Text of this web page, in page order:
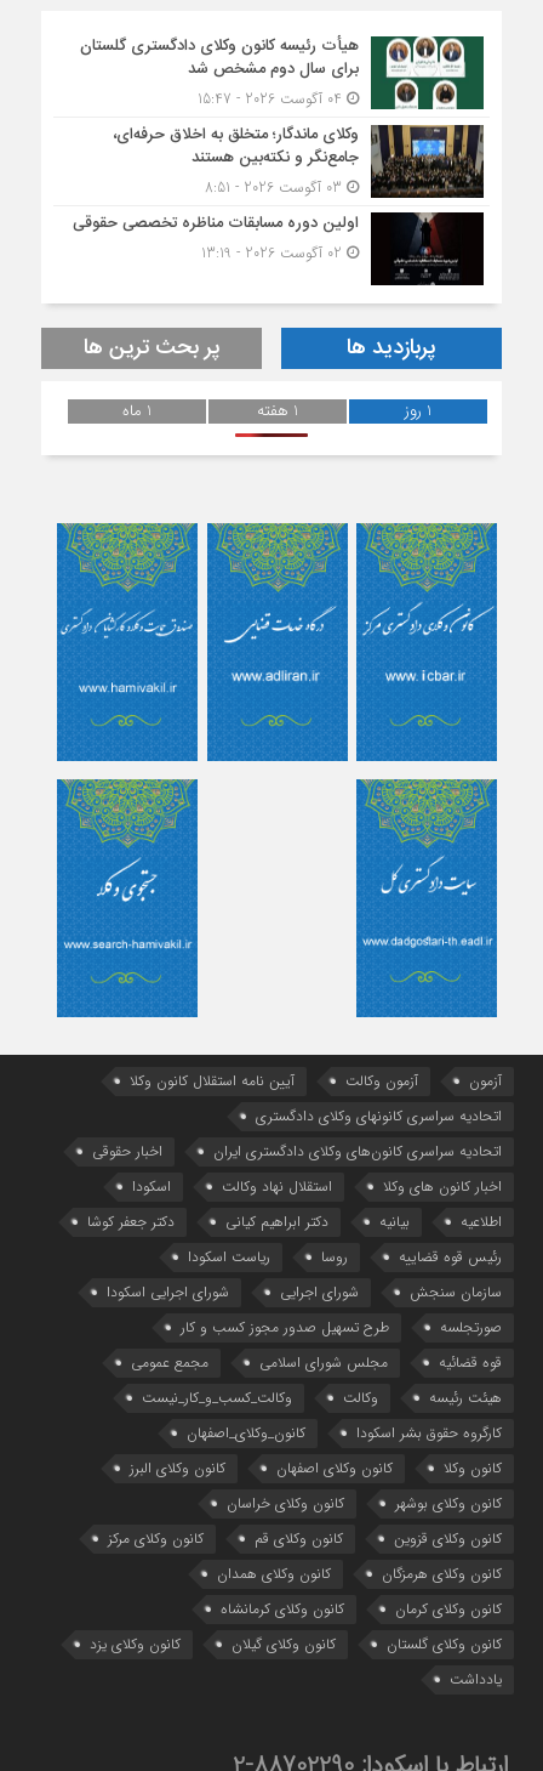
هیأت ‌رئیسه کانون وکلای دادگستری گلستان
برای سال دوم مشخص شد
وکلای ماندگار؛ متخلق به اخلاق حرفه‌ای،
جامع‌نگر و نکته‌بین هستند
اولین دوره مسابقات مناظره تخصصی حقوقی
پربازدید ها پر بحث ترین ها
1 روز 1 هفته 1 ماه
آزمون آزمون وکالت
آیین ‌نامه استقلال کانون وکلا
اتحادیه سراسری کانونهای وکلای دادگستری
اتحادیه سراسری کانون‌های وکلای دادگستری ایران
اخبار حقوقی
اخبار کانون های وکلا
استقلال نهاد وکالت
اسکودا
اطلاعیه
بیانیه دکتر ابراهیم کیانی
دکتر جعفر کوشا
رئیس قوه قضاییه
روسا
ریاست اسکودا
سازمان سنجش
شورای اجرایی
شورای اجرایی اسکودا
صورتجلسه
طرح تسهیل صدور مجوز کسب و کار
قوه قضائیه
مجلس شورای اسلامی
مجمع عمومی
هیئت رئیسه
وکالت
وکالت_کسب_و_کار_نیست
کارگروه حقوق بشر اسکودا
کانون_وکلای_اصفهان
کانون وکلا
کانون وکلای اصفهان
کانون وکلای البرز
کانون وکلای بوشهر
کانون وکلای خراسان
کانون وکلای قزوین
کانون وکلای قم
کانون وکلای مرکز
کانون وکلای هرمزگان
کانون وکلای همدان
کانون وکلای کرمان
کانون وکلای کرمانشاه
کانون وکلای گلستان
کانون وکلای گیلان
کانون وکلای یزد
یادداشت